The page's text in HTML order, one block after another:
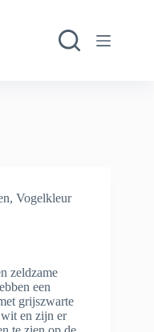
, Vogelkleur
zeldzame
een
grijszwarte
en zijn er